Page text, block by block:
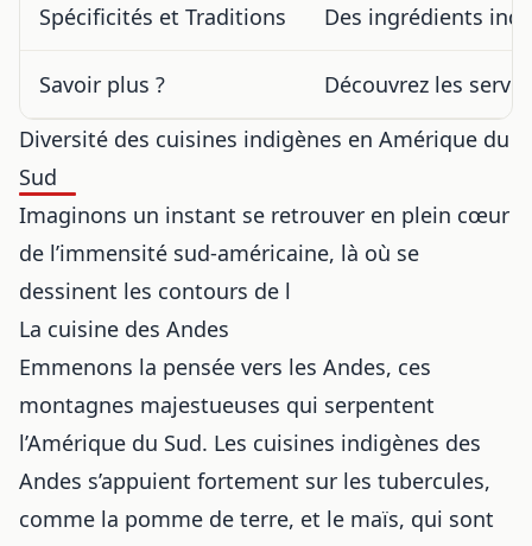
Spécificités et Traditions Des ingrédients
Savoir plus ?
Découvrez les
Diversité des cuisines indigènes en Amérique du
Sud
Imaginons un instant se retrouver en plein cœur
de l’immensité sud-américaine, là où se
dessinent les contours de l
La cuisine des Andes
Emmenons la pensée vers les Andes, ces
montagnes majestueuses qui serpentent
l’Amérique du Sud. Les cuisines indigènes des
Andes s’appuient fortement sur les tubercules,
comme la pomme de terre, et le maïs, qui sont